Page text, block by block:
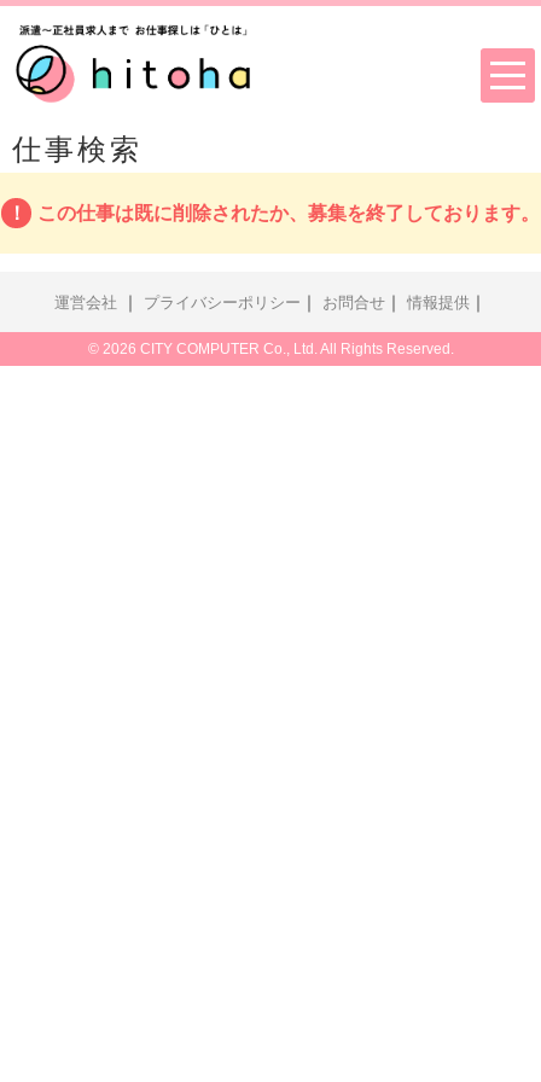
仕事検索
この仕事は既に削除されたか、募集を終了しております。
運営会社 ｜ プライバシーポリシー ｜ お問合せ ｜ 情報提供 ｜
© 2026 CITY COMPUTER Co., Ltd. All Rights Reserved.